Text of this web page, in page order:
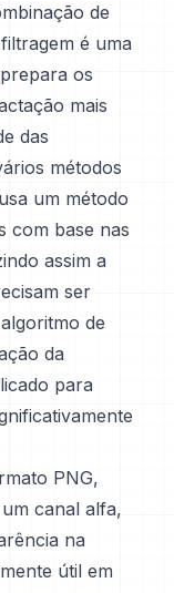
de
é uma
os
mais
das
métodos
um método
com base nas
assim a
ser
de
da
para
PNG,
canal alfa,
na
útil em